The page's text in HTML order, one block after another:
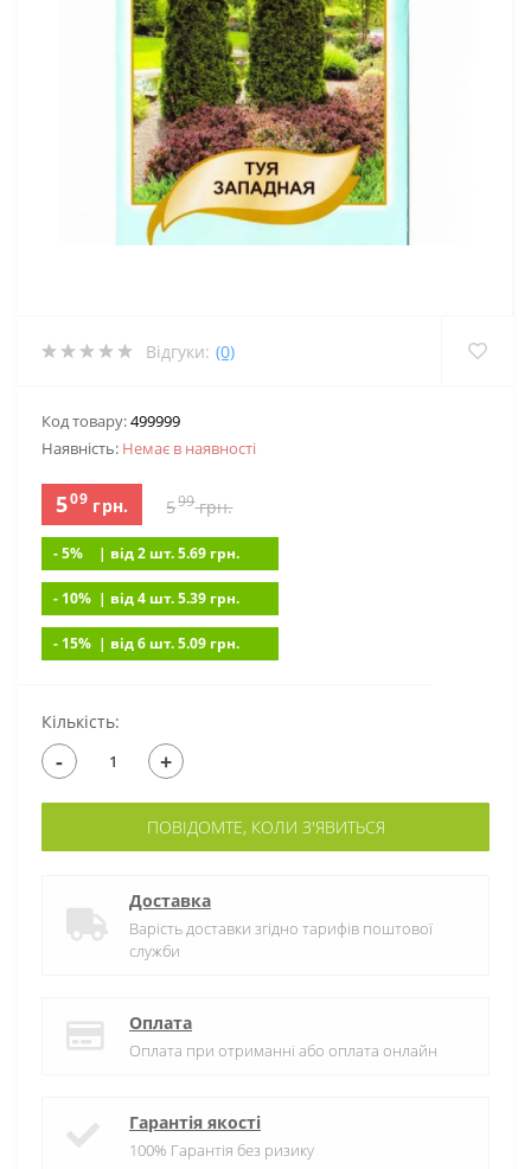
Відгуки: (0)
Код товару:499999
Наявність: Немає в наявностi
509грн. 599грн.
- 5% | вiд 2 шт. 5.69 грн.
- 10% | вiд 4 шт. 5.39 грн.
- 15% | вiд 6 шт. 5.09 грн.
Кількість:
- +
ПОВІДОМТЕ, КОЛИ З'ЯВИТЬСЯ
Доставка
Варість доставки згідно тарифів поштової
служби
Оплата
Оплата при отриманні або оплата онлайн
Гарантія якості
100% Гарантія без ризику